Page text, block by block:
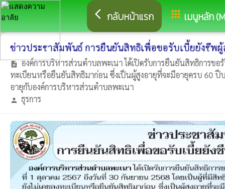
arrow_back_ios กลับหน้าแรก apps เมนูหลัก
ข่าวประชาสัมพันธ์ การยืนยันสิทธิเพื่อขอรับเบี้ยยังชีพ
description องค์การบริหารส่วนตำบลพะเนา ได้เปิดรับการยืนยันสิทธิการขอ
ทะเบียนหรือยืนยันสิทธิมาก่อน ซึ่งเป็นผู้สูงอายุที่จะมีอายุครบ 60
อายุกับองค์การบริหารส่วนตำบลพะเนา
person ธุรการ